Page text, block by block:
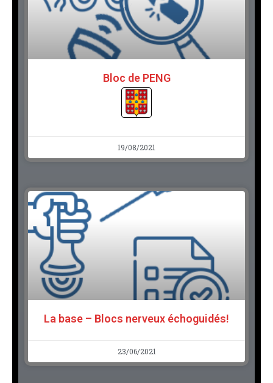
Bloc de PENG
19/08/2021
La base – Blocs nerveux échoguidés!
23/06/2021